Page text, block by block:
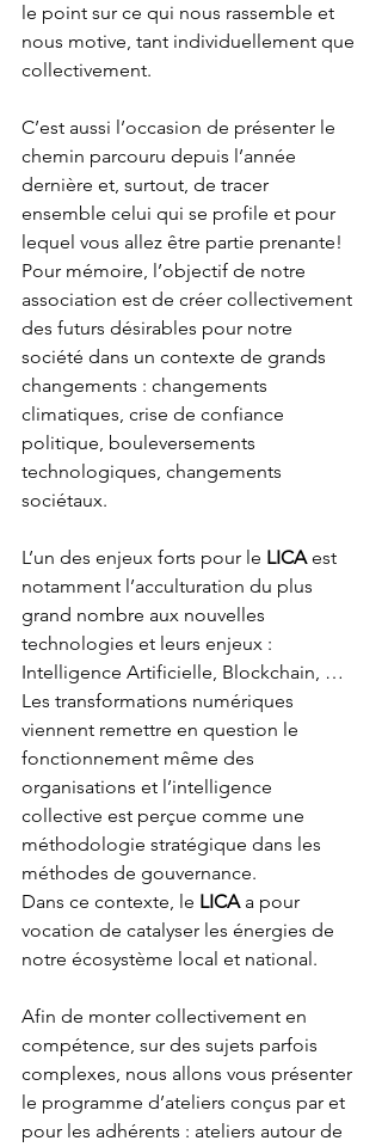
le point sur ce qui nous rassemble et
nous motive, tant individuellement que
collectivement.
C’est aussi l’occasion de présenter le
chemin parcouru depuis l’année
dernière et, surtout, de tracer
ensemble celui qui se profile et pour
lequel vous allez être partie prenante!
Pour mémoire, l’objectif de notre
association est de créer collectivement
des futurs désirables pour notre
société dans un contexte de grands
changements : changements
climatiques, crise de confiance
politique, bouleversements
technologiques, changements
sociétaux.
L’un des enjeux forts pour le LICA est
notamment l’acculturation du plus
grand nombre aux nouvelles
technologies et leurs enjeux :
Intelligence Artificielle, Blockchain, …
Les transformations numériques
viennent remettre en question le
fonctionnement même des
organisations et l’intelligence
collective est perçue comme une
méthodologie stratégique dans les
méthodes de gouvernance.
Dans ce contexte, le LICA a pour
vocation de catalyser les énergies de
notre écosystème local et national.
Afin de monter collectivement en
compétence, sur des sujets parfois
complexes, nous allons vous présenter
le programme d’ateliers conçus par et
pour les adhérents : ateliers autour de